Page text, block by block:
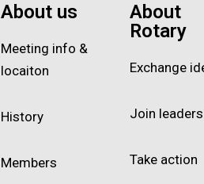
About us
Meeting info &
locaiton
History
Members
About
Rotary
Exchange
Join leaders
Take action